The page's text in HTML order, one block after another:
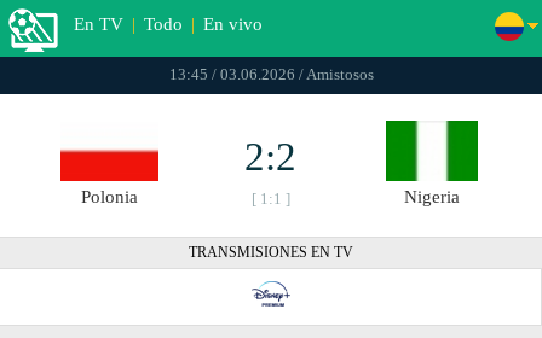
En TV | Todo | En vivo
13:45 / 03.06.2026 / Amistosos
Polonia
2:2
[ 1:1 ] Nigeria
TRANSMISIONES EN TV